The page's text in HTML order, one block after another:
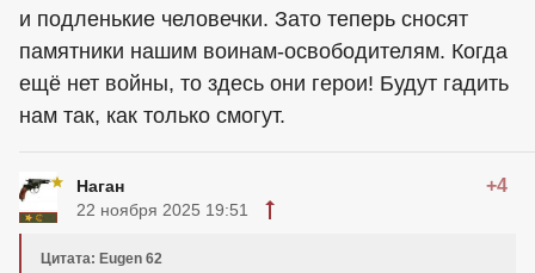
и подленькие человечки. Зато теперь сносят
памятники нашим воинам-освободителям. Когда
ещё нет войны, то здесь они герои! Будут гадить
нам так, как только смогут.
Наган +4
22 ноября 2025 19:51
Цитата: Eugen 62